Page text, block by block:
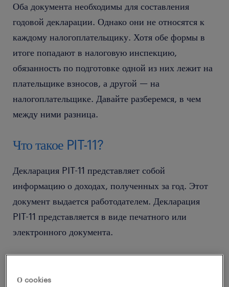
Оба документа необходимы для составления
годовой декларации. Однако они не относятся к
каждому налогоплательщику. Хотя обе формы в
итоге попадают в налоговую инспекцию,
обязанность по подготовке одной из них лежит на
плательщике взносов, а другой — на
налогоплательщике. Давайте разберемся, в чем
между ними разница.
Что такое PIT-11?
Декларация PIT-11 представляет собой
информацию о доходах, полученных за год. Этот
документ выдается работодателем. Декларация
PIT-11 представляется в виде печатного или
электронного документа.
подтверждающий его заработок, который он
О cookies